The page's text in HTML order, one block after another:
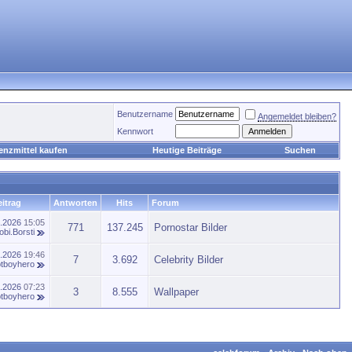
Benutzername
Angemeldet bleiben?
Kennwort
kaufen Heutige Beiträge Suchen
Antworten Hits Forum
15:05
771 137.245 Pornostar Bilder
19:46
7 3.692 Celebrity Bilder
07:23
3 8.555 Wallpaper